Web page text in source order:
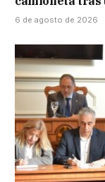
6 de agosto de 2026